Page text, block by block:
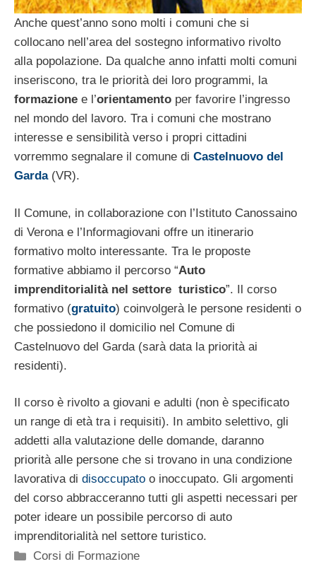
Anche quest’anno sono molti i comuni che si
collocano nell’area del sostegno informativo rivolto
alla popolazione. Da qualche anno infatti molti comuni
inseriscono, tra le priorità dei loro programmi, la
formazione e l’orientamento per favorire l’ingresso
nel mondo del lavoro. Tra i comuni che mostrano
interesse e sensibilità verso i propri cittadini
vorremmo segnalare il comune di Castelnuovo del
Garda(VR).
Il Comune, in collaborazione con l’Istituto Canossaino
di Verona e l’Informagiovani offre un itinerario
formativo molto interessante. Tra le proposte
formative abbiamo il percorso “Auto
imprenditorialità nel settore turistico”. Il corso
formativo (gratuito) coinvolgerà le persone residenti o
che possiedono il domicilio nel Comune di
Castelnuovo del Garda (sarà data la priorità ai
residenti).
Il corso è rivolto a giovani e adulti (non è specificato
un range di età tra i requisiti). In ambito selettivo, gli
addetti alla valutazione delle domande, daranno
priorità alle persone che si trovano in una condizione
lavorativa di disoccupato o inoccupato. Gli argomenti
del corso abbracceranno tutti gli aspetti necessari per
poter ideare un possibile percorso di auto
imprenditorialità nel settore turistico.
Categorie
Corsi di Formazione